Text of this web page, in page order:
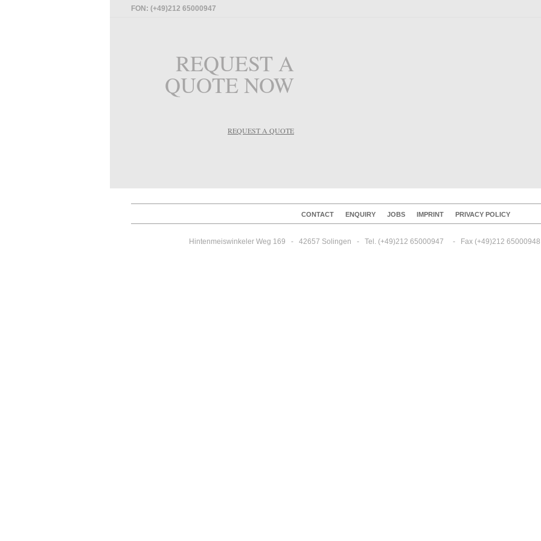
FON: (+49)212 65000947
REQUEST A
QUOTE NOW
REQUEST A QUOTE
CONTACT ENQUIRY JOBS IMPRINT PRIVACY POLICY
Hintenmeiswinkeler Weg 169   -   42657 Solingen   -   Tel. (+49)212 65000947     -   Fax (+49)212